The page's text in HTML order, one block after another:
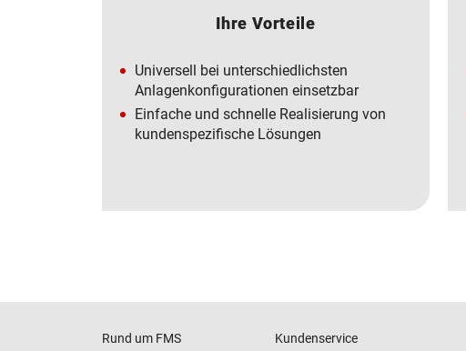
Ihre Vorteile
Universell bei unterschiedlichsten
Anlagenkonfigurationen einsetzbar
Einfache und schnelle Realisierung von
kundenspezifische Lösungen
Rund um FMS
Kundenservice